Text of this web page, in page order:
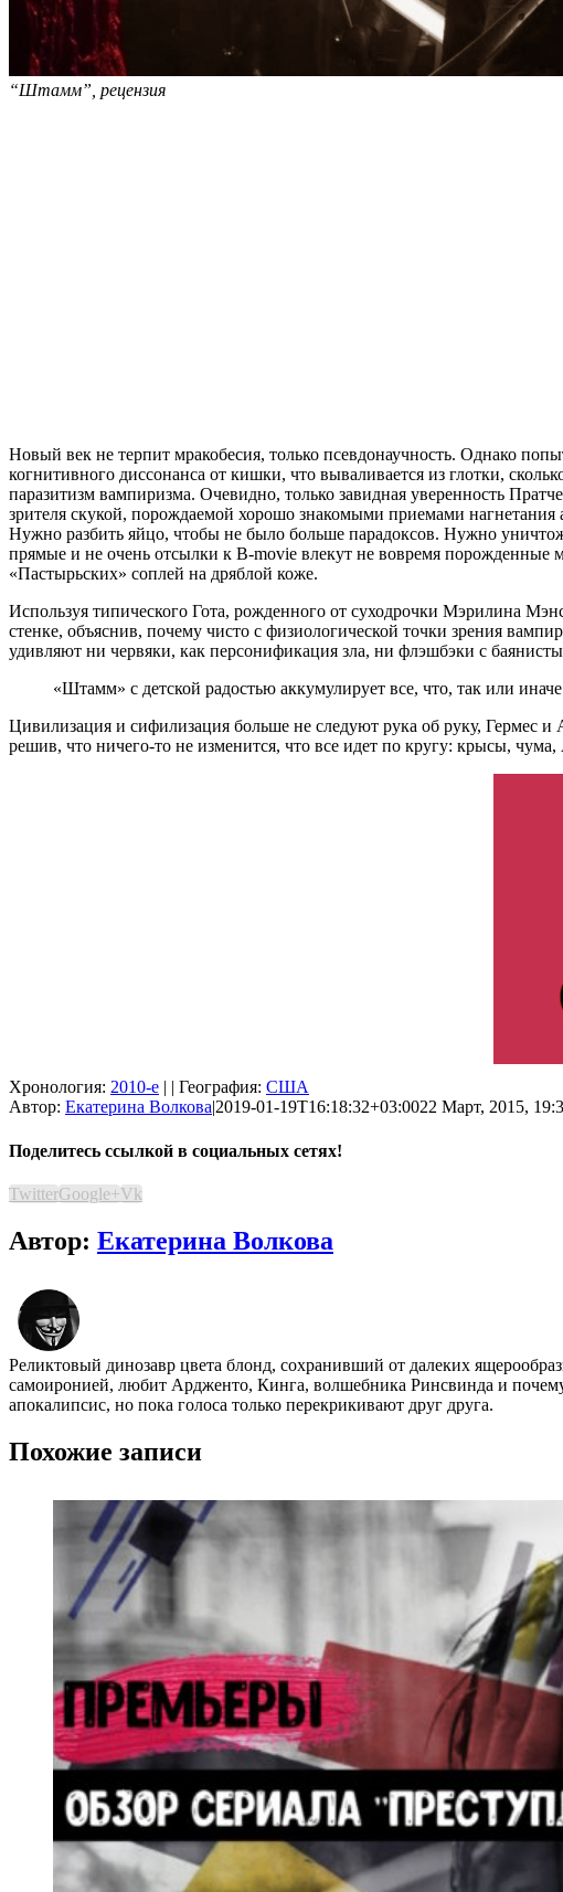
“Штамм”, рецензия
Новый век не терпит мракобесия, только псевдонаучность. Однако
когнитивного диссонанса от кишки, что вываливается из глотки,
паразитизм вампиризма. Очевидно, только завидная уверенность
зрителя скукой, порождаемой хорошо знакомыми приемами
Нужно разбить яйцо, чтобы не было больше парадоксов. Нужно
прямые и не очень отсылки к B-movie влекут не вовремя порожденные
«Пастырьских» соплей на дряблой коже.
Используя типического Гота, рожденного от суходрочки Мэрилина
стенке, объяснив, почему чисто с физиологической точки зрения
удивляют ни червяки, как персонификация зла, ни флэшбэки с
«Штамм» с детской радостью аккумулирует все, что, так или
Цивилизация и сифилизация больше не следуют рука об руку, Гермес
решив, что ничего-то не изменится, что все идет по кругу: крысы,
Хронология: 2010-е | | География: США
Автор: Екатерина Волкова|2019-01-19T16:18:32+03:0022 Март, 2015,
Поделитесь ссылкой в социальных сетях!
TwitterGoogle+Vk
Автор: Екатерина Волкова
Реликтовый динозавр цвета блонд, сохранивший от далеких
самоиронией, любит Ардженто, Кинга, волшебника Ринсвинда и
апокалипсис, но пока голоса только перекрикивают друг друга.
Похожие записи